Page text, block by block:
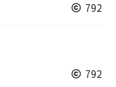
792
792